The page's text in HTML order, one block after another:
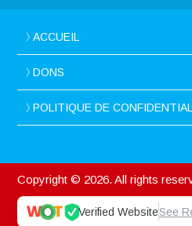
ACCUEIL
DONS
POLITIQUE DE
Copyright © 2026. All rights
Verified WebsiteSee